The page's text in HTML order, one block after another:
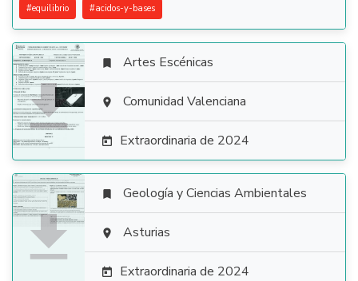
#equilibrio #acidos-y-bases

 Artes Escénicas
 Comunidad Valenciana
 Extraordinaria de 2024

 Geología y Ciencias Ambientales
 Asturias
 Extraordinaria de 2024